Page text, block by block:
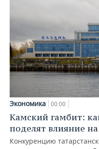
Экономика 00:00
Камский гамбит:
поделят влияние
Конкуренцию